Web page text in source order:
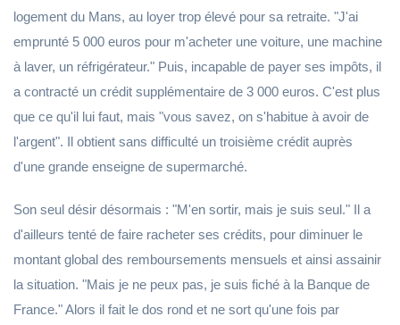
logement du Mans, au loyer trop élevé pour sa retraite. "J'ai
emprunté 5 000 euros pour m'acheter une voiture, une machine
à laver, un réfrigérateur." Puis, incapable de payer ses impôts, il
a contracté un crédit supplémentaire de 3 000 euros. C'est plus
que ce qu'il lui faut, mais "vous savez, on s'habitue à avoir de
l'argent". Il obtient sans difficulté un troisième crédit auprès
d'une grande enseigne de supermarché.
Son seul désir désormais : "M'en sortir, mais je suis seul." Il a
d'ailleurs tenté de faire racheter ses crédits, pour diminuer le
montant global des remboursements mensuels et ainsi assainir
la situation. "Mais je ne peux pas, je suis fiché à la Banque de
France." Alors il fait le dos rond et ne sort qu'une fois par